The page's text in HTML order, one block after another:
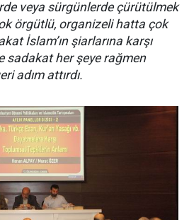
veya sürgünlerde çürütülmek
örgütlü, organizeli hatta çok
İslam’ın şiarlarına karşı
sadakat her şeye rağmen
adım attırdı.